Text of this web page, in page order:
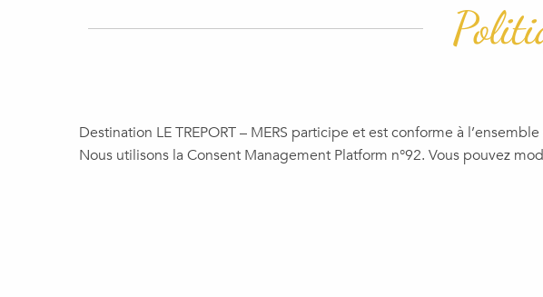
Destination LE TREPORT – MERS participe et est conforme à
Nous utilisons la Consent Management Platform n°92. Vous pouvez